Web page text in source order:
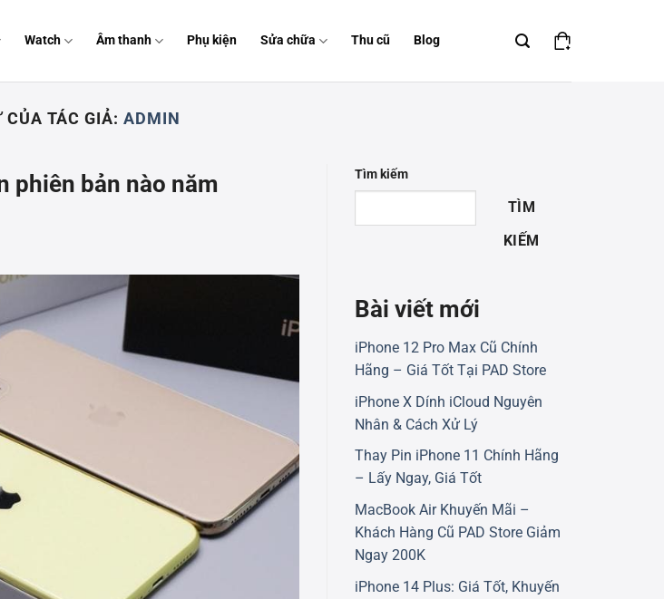
Watch Âm thanh Phụ kiện Sửa chữa Thu cũ Blog
CỦA TÁC GIẢ: ADMIN
phiên bản nào năm
Tìm kiếm
TÌM
KIẾM
Bài viết mới
iPhone 12 Pro Max Cũ Chính
Hãng – Giá Tốt Tại PAD Store
iPhone X Dính iCloud Nguyên
Nhân & Cách Xử Lý
Thay Pin iPhone 11 Chính Hãng
– Lấy Ngay, Giá Tốt
MacBook Air Khuyến Mãi –
Khách Hàng Cũ PAD Store Giảm
Ngay 200K
iPhone 14 Plus: Giá Tốt, Khuyến